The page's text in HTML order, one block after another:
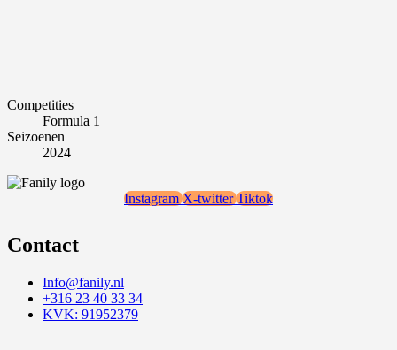
Competities
Formula 1
Seizoenen
2024
Instagram X-twitter Tiktok
Contact
Info@fanily.nl
+316 23 40 33 34
KVK: 91952379